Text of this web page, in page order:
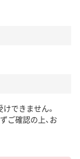
できません。
ずご確認の上、お